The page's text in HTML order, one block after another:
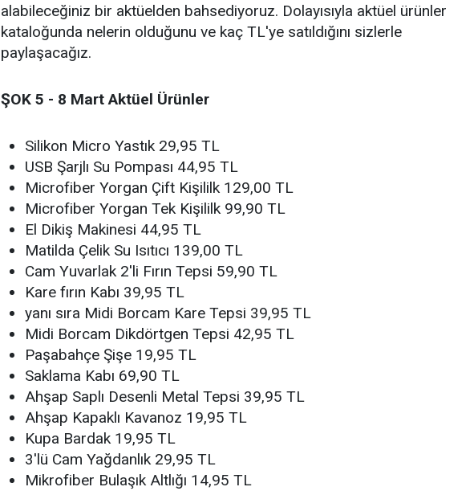
alabileceğiniz bir aktüelden bahsediyoruz. Dolayısıyla aktüel ürünler
kataloğunda nelerin olduğunu ve kaç TL'ye satıldığını sizlerle
paylaşacağız.
ŞOK 5 - 8 Mart Aktüel Ürünler
Silikon Micro Yastık 29,95 TL
USB Şarjlı Su Pompası 44,95 TL
Microfiber Yorgan Çift Kişililk 129,00 TL
Microfiber Yorgan Tek Kişililk 99,90 TL
El Dikiş Makinesi 44,95 TL
Matilda Çelik Su Isıtıcı 139,00 TL
Cam Yuvarlak 2'li Fırın Tepsi 59,90 TL
Kare fırın Kabı 39,95 TL
yanı sıra Midi Borcam Kare Tepsi 39,95 TL
Midi Borcam Dikdörtgen Tepsi 42,95 TL
Paşabahçe Şişe 19,95 TL
Saklama Kabı 69,90 TL
Ahşap Saplı Desenli Metal Tepsi 39,95 TL
Ahşap Kapaklı Kavanoz 19,95 TL
Kupa Bardak 19,95 TL
3'lü Cam Yağdanlık 29,95 TL
Mikrofiber Bulaşık Altlığı 14,95 TL